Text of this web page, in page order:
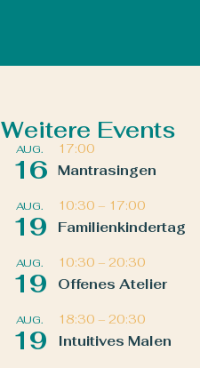
Weitere Events
AUG.
16
17:00
Mantrasingen
AUG.
19
10:30 – 17:00
Familienkindertag
AUG.
19
10:30 – 20:30
Offenes Atelier
AUG.
19
18:30 – 20:30
Intuitives Malen